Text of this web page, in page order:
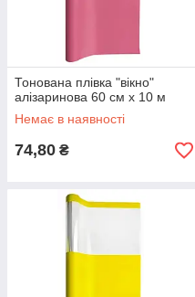
Тонована плівка "вікно"
алізаринова 60 см х 10 м
Немає в наявності
74,80 ₴